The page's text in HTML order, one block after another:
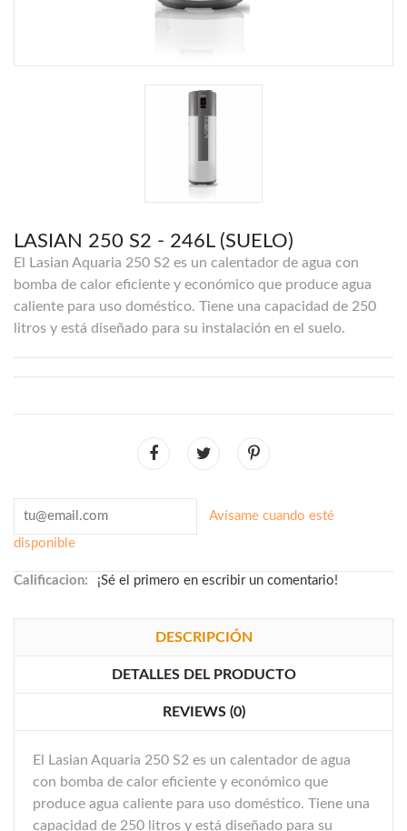
LASIAN 250 S2 - 246L (SUELO)
El Lasian Aquaria 250 S2 es un calentador de agua con
bomba de calor eficiente y económico que produce agua
caliente para uso doméstico. Tiene una capacidad de 250
litros y está diseñado para su instalación en el suelo.
Avísame cuando esté
disponible
Calificacion: ¡Sé el primero en escribir un comentario!
DESCRIPCIÓN
DETALLES DEL PRODUCTO
REVIEWS (0)
El Lasian Aquaria 250 S2 es un calentador de agua
con bomba de calor eficiente y económico que
produce agua caliente para uso doméstico. Tiene una
capacidad de 250 litros y está diseñado para su